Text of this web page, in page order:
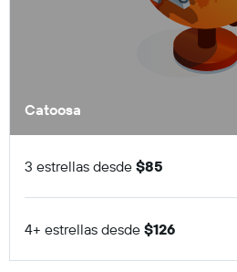
Catoosa
3 estrellas desde $85
4+ estrellas desde $126